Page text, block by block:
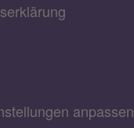
anpassen